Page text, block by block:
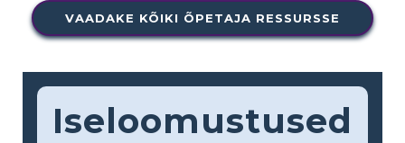
VAADAKE KÕIKI ÕPETAJA RESSURSSE
Iseloomustused